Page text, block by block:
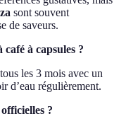
sont souvent
de saveurs.
à capsules ?
les 3 mois avec un
d’eau régulièrement.
?